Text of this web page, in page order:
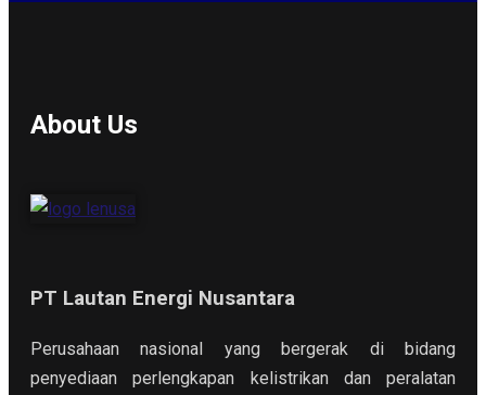
About Us
PT Lautan Energi Nusantara
Perusahaan nasional yang bergerak di bidang
penyediaan perlengkapan kelistrikan dan peralatan